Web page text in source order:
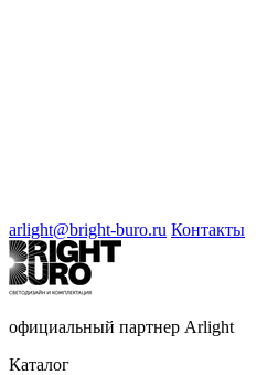
arlight@bright-buro.ru Контакты
официальный партнер Arlight
Каталог